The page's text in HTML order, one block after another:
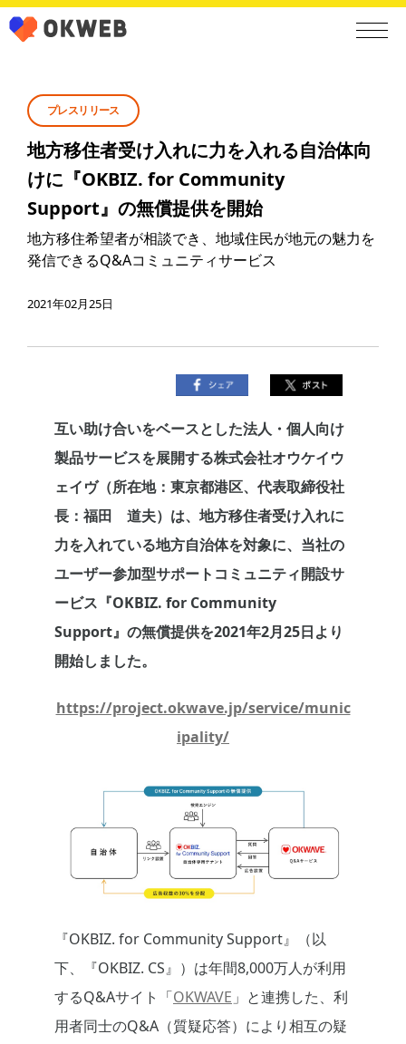
プレスリリース
地方移住者受け入れに力を入れる自治体向
けに『OKBIZ. for Community
Support』の無償提供を開始
地方移住希望者が相談でき、地域住民が地元の魅力を
発信できるQ&Aコミュニティサービス
2021年02月25日
互い助け合いをベースとした法人・個人向け
製品サービスを展開する株式会社オウケイウ
ェイヴ（所在地：東京都港区、代表取締役社
長：福田 道夫）は、地方移住者受け入れに
力を入れている地方自治体を対象に、当社の
ユーザー参加型サポートコミュニティ開設サ
ービス『OKBIZ. for Community
Support』の無償提供を2021年2月25日より
開始しました。
https://project.okwave.jp/service/munic
ipality/
『OKBIZ. for Community Support』（以
下、『OKBIZ. CS』）は年間8,000万人が利用
するQ&Aサイト「OKWAVE 」と連携した、利
用者同士のQ&A（質疑応答）により相互の疑